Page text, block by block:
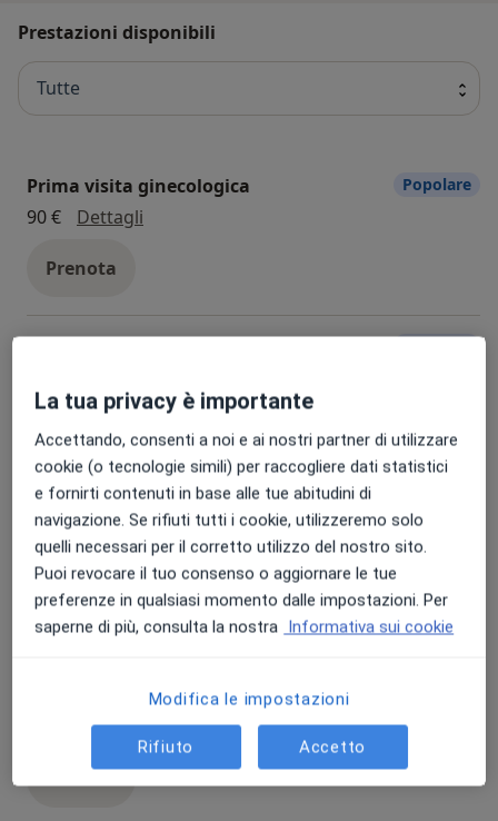
informazione ed esigenza.
Prestazioni disponibili
Tutte
Prima visita ginecologica
90 €
Dettagli
Prenota
Popolare
150 € - 180 €
Dettagliprima visita ginecologica + pap
Prenota
Visita ginecologica
Da 80 €
Dettaglivisita ginecologica
Prenota
Dettaglipap test
La tua privacy è importante
Accettando, consenti a noi e ai nostri partner di utilizzare
cookie (o tecnologie simili) per raccogliere dati statistici
e fornirti contenuti in base alle tue abitudini di
navigazione. Se rifiuti tutti i cookie, utilizzeremo solo
quelli necessari per il corretto utilizzo del nostro sito.
Puoi revocare il tuo consenso o aggiornare le tue
preferenze in qualsiasi momento dalle impostazioni. Per
saperne di più, consulta la nostra Informativa sui cookie
Modifica le impostazioni
Rifiuto Accetto